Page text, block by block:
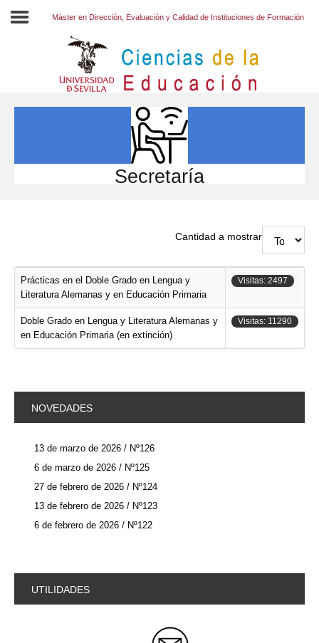
INVESTIGACIÓN
Máster en Dirección, Evaluación y Calidad de Instituciones de Formación
Secretaría
Cantidad a mostrar
Prácticas en el Doble Grado en Lengua y
Literatura Alemanas y en Educación Primaria
Visitas: 2497
Doble Grado en Lengua y Literatura Alemanas y
en Educación Primaria (en extinción)
Visitas: 11290
NOVEDADES
13 de marzo de 2026 / Nº126
6 de marzo de 2026 / Nº125
27 de febrero de 2026 / Nº124
13 de febrero de 2026 / Nº123
6 de febrero de 2026 / Nº122
UTILIDADES